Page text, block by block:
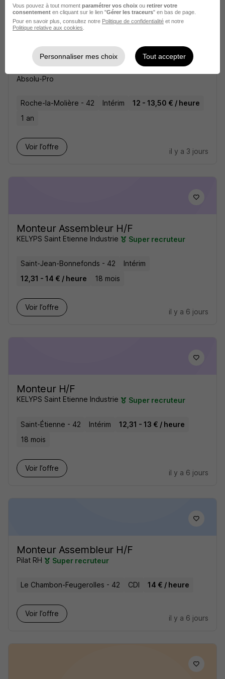
Opérateur Monteur - Niveau 2 H/F
Absolu-Pro
Roche-la-Molière - 42 Intérim
12 - 13,50 € / heure
1 an
Voir l’offre
il y a 3 jours
Monteur Assembleur H/F
KELYPS Saint Etienne Industrie Super recruteur
Saint-Jean-Bonnefonds - 42
Intérim
12,31 - 14 € / heure
18 mois
Voir l’offre
il y a 6 jours
Monteur H/F
KELYPS Saint Etienne Industrie Super recruteur
Saint-Étienne - 42 Intérim
12,31 - 13 € / heure
18 mois
Voir l’offre
il y a 6 jours
Monteur Assembleur H/F
Pilat RH Super recruteur
Le Chambon-Feugerolles - 42 CDI 14 € / heure
Voir l’offre
il y a 6 jours
Vous pouvez à tout moment paramétrer vos choix ou retirer votre
consentement en cliquant sur le lien "Gérer les traceurs" en bas de page.
Pour en savoir plus, consultez notre Politique de confidentialité et notre
Politique relative aux cookies
Personnaliser mes choix Tout accepter